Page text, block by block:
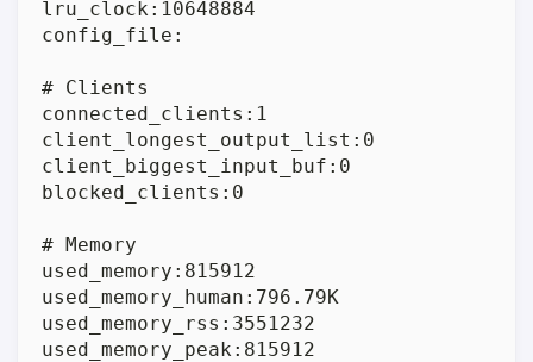
lru_clock:10648884
config_file:
# Clients
connected_clients:1
client_longest_output_list:0
client_biggest_input_buf:0
blocked_clients:0
# Memory
used_memory:815912
used_memory_human:796.79K
used_memory_rss:3551232
used_memory_peak:815912